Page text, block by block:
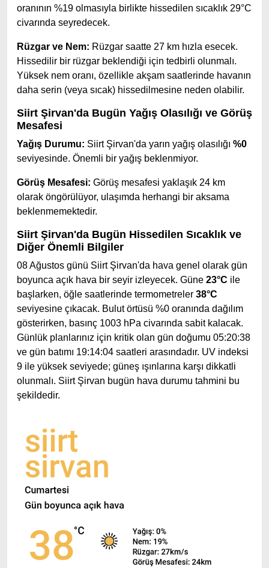
oranının %19 olmasıyla birlikte hissedilen sıcaklık 29°C
civarında seyredecek.
Rüzgar ve Nem: Rüzgar saatte 27 km hızla esecek.
Hissedilir bir rüzgar beklendiği için tedbirli olunmalı.
Yüksek nem oranı, özellikle akşam saatlerinde havanın
daha serin (veya sıcak) hissedilmesine neden olabilir.
Siirt Şirvan'da Bugün Yağış Olasılığı ve Görüş
Mesafesi
Yağış Durumu: Siirt Şirvan'da yarın yağış olasılığı %0
seviyesinde. Önemli bir yağış beklenmiyor.
Görüş Mesafesi: Görüş mesafesi yaklaşık 24 km
olarak öngörülüyor, ulaşımda herhangi bir aksama
beklenmemektedir.
Siirt Şirvan'da Bugün Hissedilen Sıcaklık ve
Diğer Önemli Bilgiler
08 Ağustos günü Siirt Şirvan'da hava genel olarak gün
boyunca açık hava bir seyir izleyecek. Güne 23°C ile
başlarken, öğle saatlerinde termometreler 38°C
seviyesine çıkacak. Bulut örtüsü %0 oranında dağılım
gösterirken, basınç 1003 hPa civarında sabit kalacak.
Günlük planlarınız için kritik olan gün doğumu 05:20:38
ve gün batımı 19:14:04 saatleri arasındadır. UV indeksi
9 ile yüksek seviyede; güneş ışınlarına karşı dikkatli
olunmalı. Siirt Şirvan bugün hava durumu tahmini bu
şekildedir.